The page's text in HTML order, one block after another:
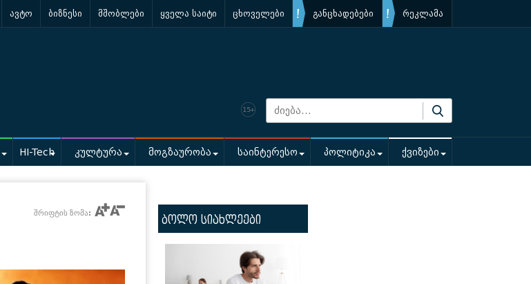
ავტო ბიზნესი მშობლები ყველა საიტი ცხოველები განცხადებები რეკლამა
HI-Tech კულტურა მოგზაურობა საინტერესო პოლიტიკა ქვიზები
შრიფტის ზომა: ბოლო სიახლეები